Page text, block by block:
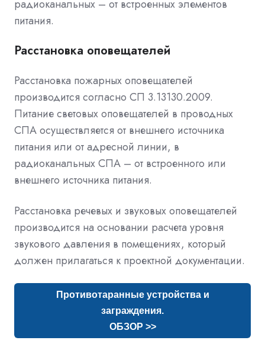
радиоканальных – от встроенных элементов
питания.
Расстановка оповещателей
Расстановка пожарных оповещателей
производится согласно СП 3.13130.2009.
Питание световых оповещателей в проводных
СПА осуществляется от внешнего источника
питания или от адресной линии, в
радиоканальных СПА – от встроенного или
внешнего источника питания.
Расстановка речевых и звуковых оповещателей
производится на основании расчета уровня
звукового давления в помещениях, который
должен прилагаться к проектной документации.
Противотаранные устройства и
заграждения.
ОБЗОР >>